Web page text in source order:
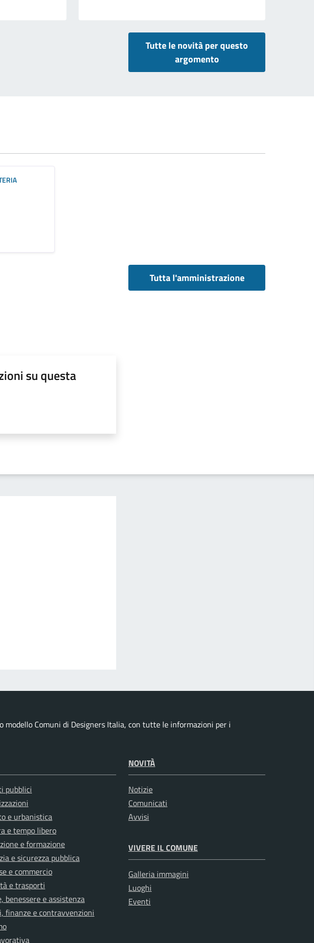
Tutte le novità per questo
argomento
Tutta l'amministrazione
su questa
modello Comuni di Designers Italia, con tutte le informazioni per i
pubblici
e urbanistica
e tempo libero
e formazione
e sicurezza pubblica
e commercio
e trasporti
benessere e assistenza
finanze e contravvenzioni
NOVITÀ
Notizie
Comunicati
Avvisi
VIVERE IL COMUNE
Galleria immagini
Luoghi
Eventi